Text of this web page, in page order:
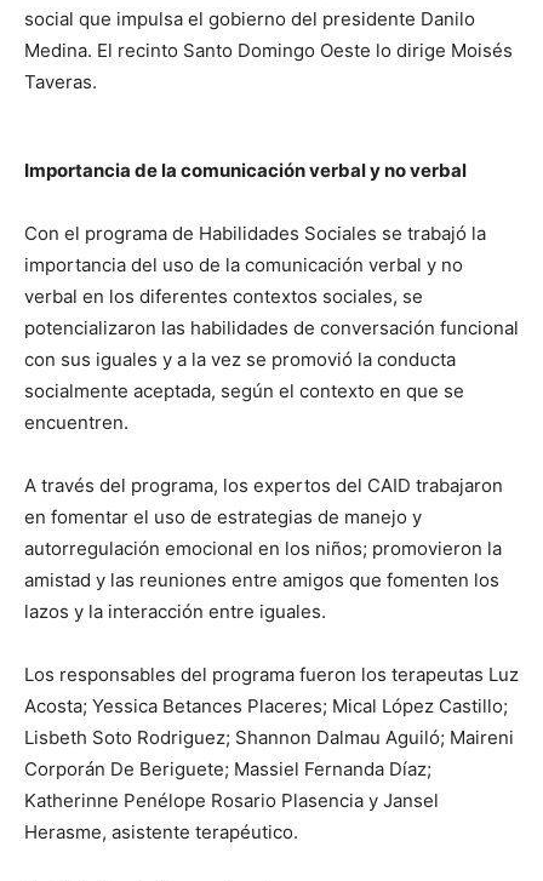
social que impulsa el gobierno del presidente Danilo
Medina. El recinto Santo Domingo Oeste lo dirige Moisés
Taveras.
Importancia de la comunicación verbal y no verbal
Con el programa de Habilidades Sociales se trabajó la
importancia del uso de la comunicación verbal y no
verbal en los diferentes contextos sociales, se
potencializaron las habilidades de conversación funcional
con sus iguales y a la vez se promovió la conducta
socialmente aceptada, según el contexto en que se
encuentren.
A través del programa, los expertos del CAID trabajaron
en fomentar el uso de estrategias de manejo y
autorregulación emocional en los niños; promovieron la
amistad y las reuniones entre amigos que fomenten los
lazos y la interacción entre iguales.
Los responsables del programa fueron los terapeutas Luz
Acosta; Yessica Betances Placeres; Mical López Castillo;
Lisbeth Soto Rodriguez; Shannon Dalmau Aguiló; Maireni
Corporán De Beriguete; Massiel Fernanda Díaz;
Katherinne Penélope Rosario Plasencia y Jansel
Herasme, asistente terapéutico.